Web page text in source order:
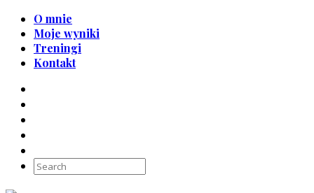
O mnie
Moje wyniki
Treningi
Kontakt